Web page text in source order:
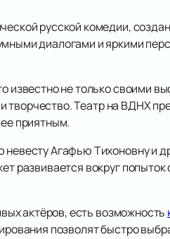
русской комедии,
диалогами и яркими
не только своими
творчество. Театр на ВДНХ
приятным.
Агафью Тихоновну и
развивается вокруг попыток
актёров, есть возможность
позволят быстро